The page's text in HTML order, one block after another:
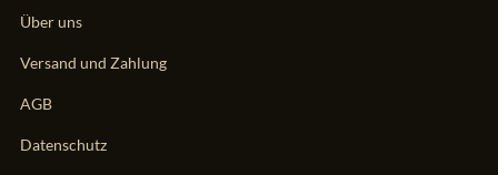
Über uns
Versand und Zahlung
AGB
Datenschutz